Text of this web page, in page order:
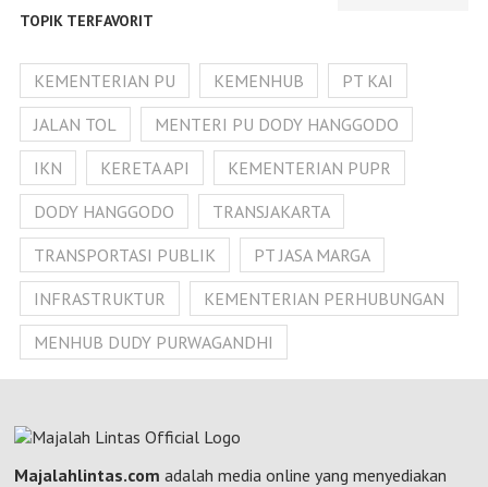
TOPIK TERFAVORIT
KEMENTERIAN PU KEMENHUB
PT KAI
JALAN TOL
MENTERI PU DODY HANGGODO
IKN
KERETA API
KEMENTERIAN PUPR
DODY HANGGODO
TRANSJAKARTA
TRANSPORTASI PUBLIK
PT JASA MARGA
INFRASTRUKTUR
KEMENTERIAN PERHUBUNGAN
MENHUB DUDY PURWAGANDHI
Majalahlintas.com adalah media online yang menyediakan